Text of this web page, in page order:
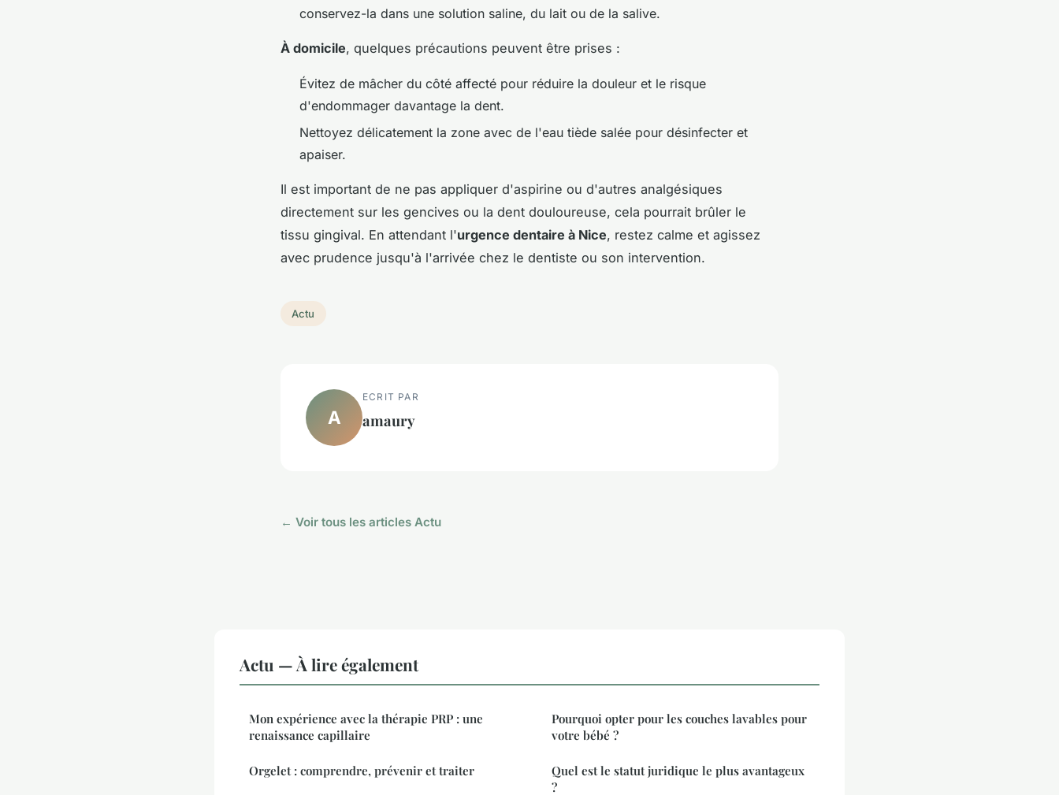
conservez-la dans une solution saline, du lait ou de la salive.
À domicile, quelques précautions peuvent être prises :
Évitez de mâcher du côté affecté pour réduire la douleur et le risque
d'endommager davantage la dent.
Nettoyez délicatement la zone avec de l'eau tiède salée pour désinfecter et
apaiser.
Il est important de ne pas appliquer d'aspirine ou d'autres analgésiques
directement sur les gencives ou la dent douloureuse, cela pourrait brûler le
tissu gingival. En attendant l'urgence dentaire à Nice, restez calme et agissez
avec prudence jusqu'à l'arrivée chez le dentiste ou son intervention.
Actu
A
ECRIT PAR
amaury
← Voir tous les articles Actu
Actu — À lire également
Mon expérience avec la thérapie PRP : une
renaissance capillaire
Orgelet : comprendre, prévenir et traiter
Pourquoi opter pour les couches lavables pour
votre bébé ?
Quel est le statut juridique le plus avantageux
?